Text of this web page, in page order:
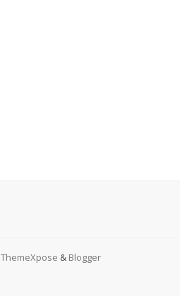
ThemeXpose & Blogger